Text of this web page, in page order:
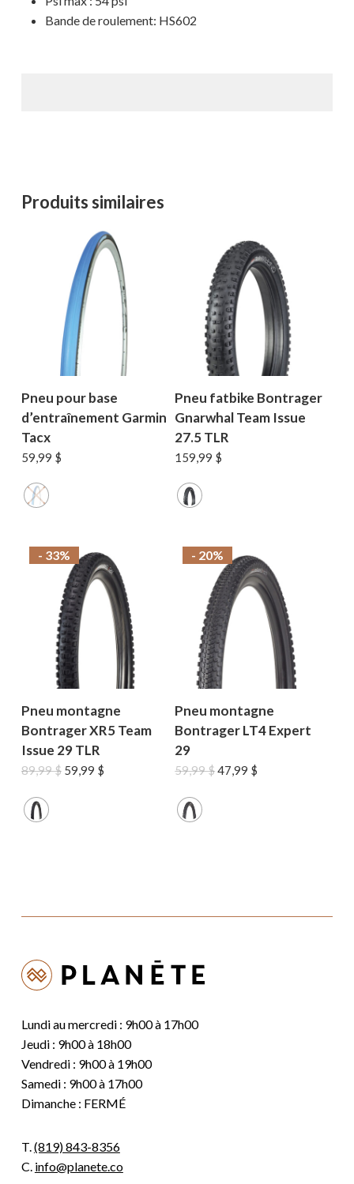
Bande de roulement: HS602
Produits similaires
Pneu pour base
d’entraînement Garmin
Tacx
59,99 $
Pneu fatbike Bontrager
Gnarwhal Team Issue
27.5 TLR
159,99 $
- 33%
Pneu montagne
Bontrager XR5 Team
Issue 29 TLR
89,99$ Le
59,99 $Le
- 20%
Pneu montagne
Bontrager LT4 Expert
29
59,99$Le
47,99 $
Lundi au mercredi : 9h00 à 17h00
Jeudi : 9h00 à 18h00
Vendredi : 9h00 à 19h00
Samedi : 9h00 à 17h00
Dimanche : FERMÉ
T.(819) 843-8356
C. info@planete.co